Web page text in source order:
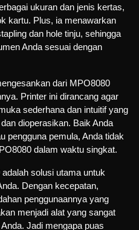
ukuran dan jenis kertas,
kartu. Plus, ia menawarkan
dan hole tinju, sehingga
Anda sesuai dengan
dari MPO8080
Printer ini dirancang agar
sederhana dan intuitif yang
dioperasikan. Baik Anda
pengguna pemula, Anda tidak
dalam waktu singkat.
solusi utama untuk
Dengan kecepatan,
penggunaannya yang
menjadi alat yang sangat
Jadi mengapa puas